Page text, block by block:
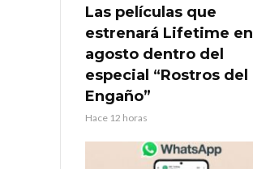
Las películas que
estrenará Lifetime en
agosto dentro del
especial “Rostros del
Engaño”
Hace 12 horas